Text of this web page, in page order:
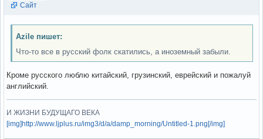
Сайт
Azile пишет:
Что-то все в русский фолк скатились, а иноземный забыли.
Кроме русского люблю китайский, грузинский, еврейский и пожалуй
английский.
И ЖИЗНИ БУДУЩАГО ВЕКА
[img]http://www.ljplus.ru/img3/d/a/damp_morning/Untitled-1.png[/img]